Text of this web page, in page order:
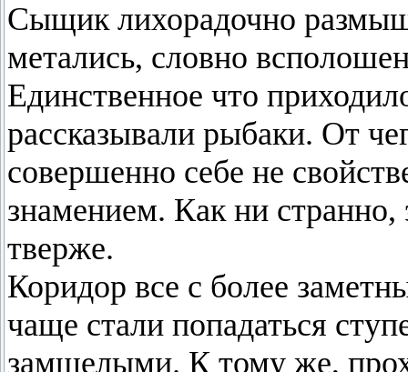
Сыщик лихорадочно
метались, словно
Единственное что
рассказывали рыбаки. От
совершенно себе не
знамением. Как ни
тверже.
Коридор все с более
чаще стали попадаться
замшелыми. К тому же,